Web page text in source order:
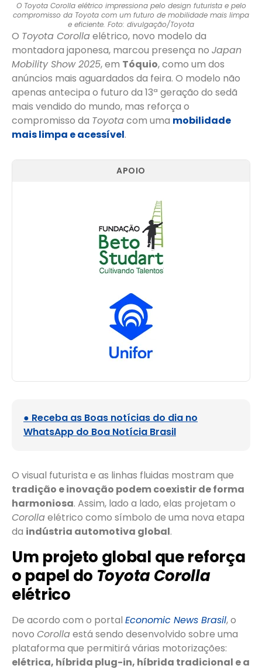
O Toyota Corolla elétrico impressiona pelo design futurista e pelo
compromisso da Toyota com um futuro de mobilidade mais limpa
e eficiente. Foto: divulgação/Toyota
O Toyota Corollaelétrico, novo modelo da
montadora japonesa, marcou presença no Japan
Mobility Show 2025, em Tóquio, como um dos
anúncios mais aguardados da feira. O modelo não
apenas antecipa o futuro da 13ª geração do sedã
mais vendido do mundo, mas reforça o
compromisso da Toyotacom uma mobilidade
mais limpa e acessível.
APOIO
● Receba as Boas notícias do dia no
WhatsApp do Boa Notícia Brasil
O visual futurista e as linhas fluidas mostram que
tradição e inovação podem coexistir de forma
harmoniosa. Assim, lado a lado, elas projetam o
Corollaelétrico como símbolo de uma nova etapa
da indústria automotiva global.
Um projeto global que reforça
o papel do Toyota Corolla
elétrico
De acordo com o portal Economic News Brasil, o
novo Corollaestá sendo desenvolvido sobre uma
plataforma que permitirá várias motorizações:
elétrica, híbrida plug-in, híbrida tradicional e a